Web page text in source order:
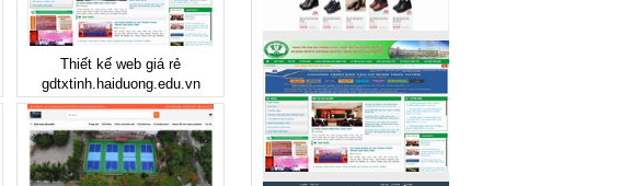
Thiết kế web giá rẻ
gdtxtinh.haiduong.edu.vn